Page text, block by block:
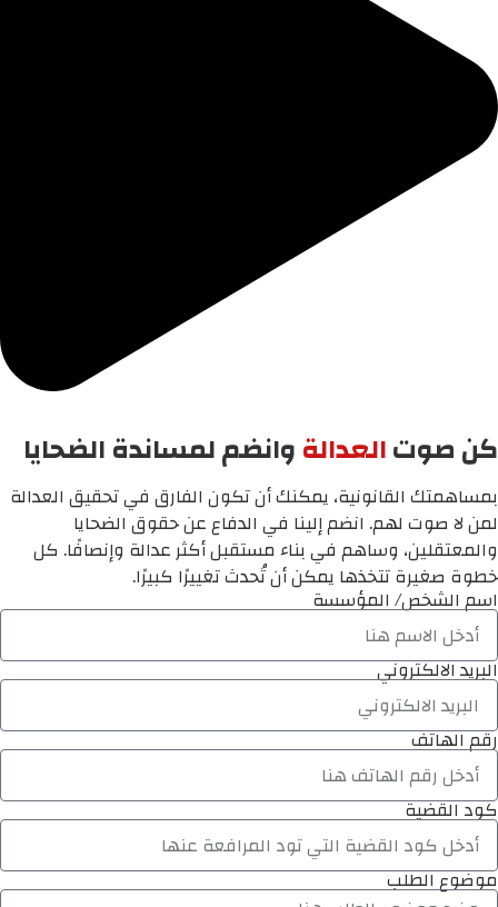
كن صوتالعدالةوانضم لمساندة الضحايا
بمساهمتك القانونية، يمكنك أن تكون الفارق في تحقيق العدالة
لمن لا صوت لهم. انضم إلينا في الدفاع عن حقوق الضحايا
والمعتقلين، وساهم في بناء مستقبل أكثر عدالة وإنصافًا. كل
خطوة صغيرة تتخذها يمكن أن تُحدث تغييرًا كبيرًا.
اسم الشخص/ المؤسسة
البريد الالكتروني
رقم الهاتف
كود القضية
موضوع الطلب